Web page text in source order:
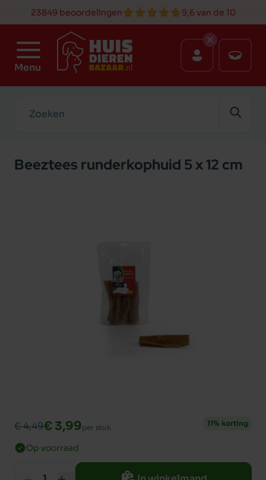
23849 beoordelingen 9,6 van de 10
Menu
Beeztees runderkophuid 5 x 12 cm
€ 4,49€ 3,99per stuk 11% korting
Op voorraad